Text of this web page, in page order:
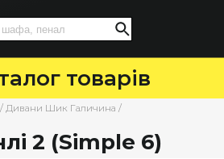
товарів
/ Дивани Шик Галичина /
2 (Simple 6)